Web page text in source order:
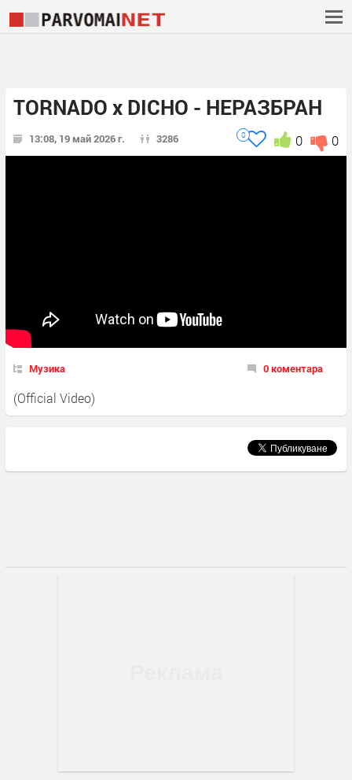
TORNADO x DICHO - НЕРАЗБРАН
13:08, 19 май 2026 г. 3286 0
0
0
Музика 0 коментара
(Official Video)